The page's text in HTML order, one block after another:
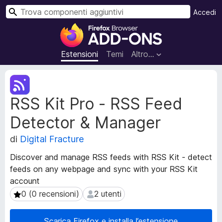
C
o
m
p
e
n
t
g
g
u
n
t
Estensioni Temi Altro…
Accedi
C
RSS Kit Pro - RSS Feed
Detector & Manager
di Digital Fracture
Discover and manage RSS feeds with RSS Kit - detect
feeds on any webpage and sync with your RSS Kit
account
0 (0 recensioni)
0 (0 recensioni) 2 utenti
2 utenti
M
e
t
a
d
a
t
i
e
s
t
e